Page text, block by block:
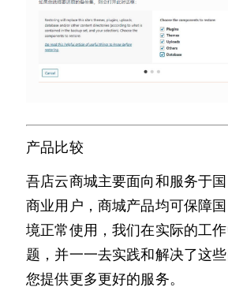
产品比较
吾店云商城主要面向和服务于
商业用户，商城产品均可保障
境正常使用，我们在实际的工
题，并一一去实践和解决了这
您提供更多更好的服务。